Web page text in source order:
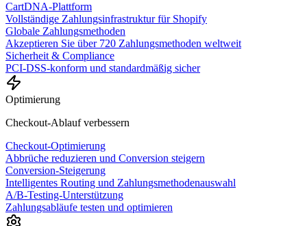
CartDNA-Plattform
Vollständige Zahlungsinfrastruktur für Shopify
Globale Zahlungsmethoden
Akzeptieren Sie über 720 Zahlungsmethoden weltweit
Sicherheit & Compliance
PCI-DSS-konform und standardmäßig sicher
Optimierung
Checkout-Ablauf verbessern
Checkout-Optimierung
Abbrüche reduzieren und Conversion steigern
Conversion-Steigerung
Intelligentes Routing und Zahlungsmethodenauswahl
A/B-Testing-Unterstützung
Zahlungsabläufe testen und optimieren